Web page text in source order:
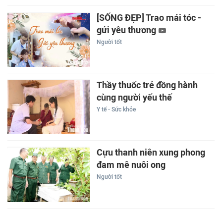
[SỐNG ĐẸP] Trao mái tóc -
gửi yêu thương
Người tốt
Thầy thuốc trẻ đồng hành
cùng người yếu thế
Y tế - Sức khỏe
Cựu thanh niên xung phong
đam mê nuôi ong
Người tốt